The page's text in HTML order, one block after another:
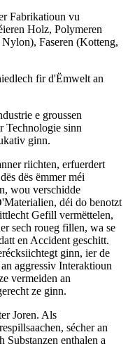
Fabrikatioun vu
Holz, Polymeren
Faseren (Kotteng,
fir d'Ëmwelt an
e groussen
Technologie sinn
ginn.
riichten, erfuerdert
dës ëmmer méi
wou verschidde
déi do benotzt
Gefill vermëttelen,
sech roueg fillen, wa se
en Accident geschitt.
ginn, ier de
aggressiv Interaktioun
vermeiden an
ze ginn.
Joren. Als
sécher an
Substanzen enthalen a